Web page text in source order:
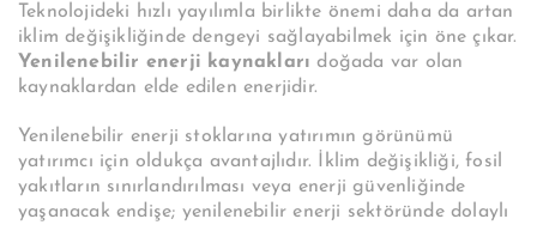
Teknolojideki hızlı yayılımla birlikte önemi daha da artan
iklim değişikliğinde dengeyi sağlayabilmek için öne çıkar.
Yenilenebilir enerji kaynakları doğada var olan
kaynaklardan elde edilen enerjidir.
Yenilenebilir enerji stoklarına yatırımın görünümü
yatırımcı için oldukça avantajlıdır. İklim değişikliği, fosil
yakıtların sınırlandırılması veya enerji güvenliğinde
yaşanacak endişe; yenilenebilir enerji sektöründe dolaylı